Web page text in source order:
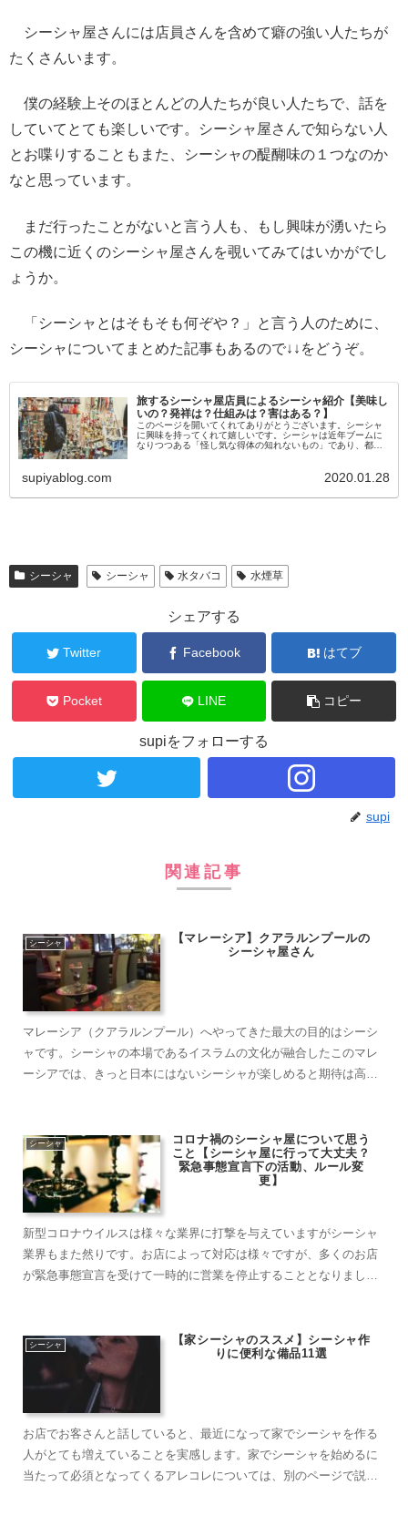
シーシャ屋さんには店員さんを含めて癖の強い人たちが
たくさんいます。
僕の経験上そのほとんどの人たちが良い人たちで、話を
していてとても楽しいです。シーシャ屋さんで知らない人
とお喋りすることもまた、シーシャの醍醐味の１つなのか
なと思っています。
まだ行ったことがないと言う人も、もし興味が湧いたら
この機に近くのシーシャ屋さんを覗いてみてはいかがでし
ょうか。
「シーシャとはそもそも何ぞや？」と言う人のために、
シーシャについてまとめた記事もあるので↓↓をどうぞ。
旅するシーシャ屋店員によるシーシャ紹介【美味し
いの？発祥は？仕組みは？害はある？】
このページを開いてくれてありがとうございます。シーシャ
に興味を持ってくれて嬉しいです。シーシャは近年ブームに
なりつつある「怪し気な得体の知れないもの」であり、都内
を越えています。この記事の目的はシーシャを「……
supiyablog.com 2020.01.28
シーシャ シーシャ 水タバコ 水煙草
シェアする
Twitter Facebook はてブ
Pocket LINE コピー
supiをフォローする
supi
関連記事
シーシャ
【マレーシア】クアラルンプールの
シーシャ屋さん
マレーシア（クアラルンプール）へやってきた最大の目的はシーシ
ャです。シーシャの本場であるイスラムの文化が融合したこのマレ
ーシアでは、きっと日本にはないシーシャが楽しめると期待は高ぶ
シーシャ
コロナ禍のシーシャ屋について思う
こと【シーシャ屋に行って大丈夫？
緊急事態宣言下の活動、ルール変
更】
新型コロナウイルスは様々な業界に打撃を与えていますがシーシャ
業界もまた然りです。お店によって対応は様々ですが、多くのお店
が緊急事態宣言を受けて一時的に営業を停止することとなりまし
開始ですが、オーナ……
シーシャ
【家シーシャのススメ】シーシャ作
りに便利な備品11選
お店でお客さんと話していると、最近になって家でシーシャを作る
人がとても増えていることを実感します。家でシーシャを始めるに
当たって必須となってくるアレコレについては、別のページで説明